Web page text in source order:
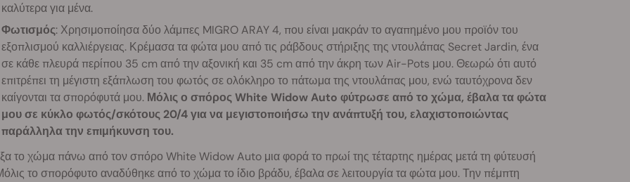
καλύτερα για μένα.
Φωτισμός: Χρησιμοποίησα δύο λάμπες MIGRO ARAY 4, που είναι μακράν το αγαπημένο μου προϊόν του
εξοπλισμού καλλιέργειας. Κρέμασα τα φώτα μου από τις ράβδους στήριξης της ντουλάπας Secret Jardin, ένα
σε κάθε πλευρά περίπου 35 cm από την αξονική και 35 cm από την άκρη των Air-Pots μου. Θεωρώ ότι αυτό
επιτρέπει τη μέγιστη εξάπλωση του φωτός σε ολόκληρο το πάτωμα της ντουλάπας μου, ενώ ταυτόχρονα δεν
καίγονται τα σπορόφυτά μου. Μόλις ο σπόρος White Widow Auto φύτρωσε από το χώμα, έβαλα τα φώτα
μου σε κύκλο φωτός/σκότους 20/4 για να μεγιστοποιήσω την ανάπτυξή του, ελαχιστοποιώντας
παράλληλα την επιμήκυνση του.
το χώμα πάνω από τον σπόρο White Widow Auto μια φορά το πρωί της τέταρτης ημέρας μετά τη φύτευσή
το σπορόφυτο αναδύθηκε από το χώμα το ίδιο βράδυ, έβαλα σε λειτουργία τα φώτα μου. Την πέμπτη